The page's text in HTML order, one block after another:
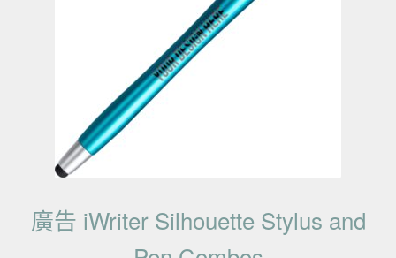
廣告 iWriter Silhouette Stylus and